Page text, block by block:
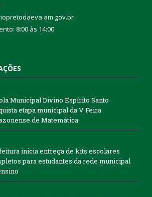
8:00 às 14:00
Municipal Divino Espírito Santo
etapa municipal da V Feira
de Matemática
inicia entrega de kits escolares
para estudantes da rede municipal